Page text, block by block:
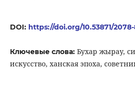
DOI: https://doi.org/10.53871/2078-
Ключевые слова: Бухар жырау,
искусство, ханская эпоха,